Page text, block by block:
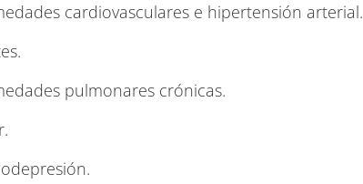
cardiovasculares e hipertensión arterial.
pulmonares crónicas.